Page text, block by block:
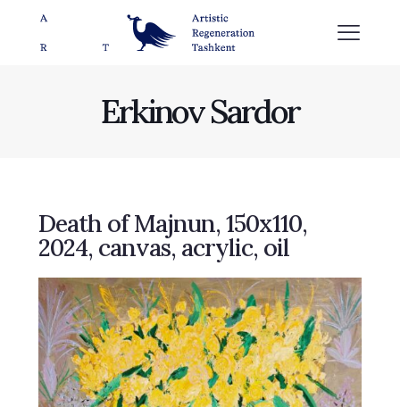
Erkinov Sardor
Death of Majnun, 150х110,
2024, canvas, acrylic, oil